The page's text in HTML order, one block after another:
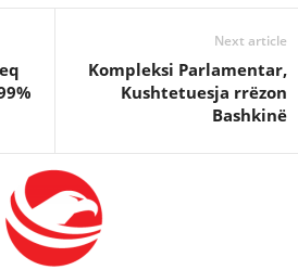
Next article
Kompleksi Parlamentar,
Kushtetuesja rrëzon
Bashkinë